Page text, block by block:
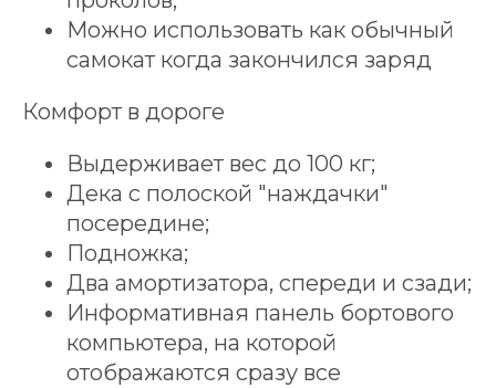
Можно использовать как обычный
самокат когда закончился заряд
Комфорт в дороге
Выдерживает вес до 100 кг;
Дека с полоской "наждачки"
посередине;
Подножка;
Два амортизатора, спереди и сзади;
Информативная панель бортового
компьютера, на которой
отображаются сразу все
ПОДОБРАТЬ ЭЛЕКТРОСАМОКАТ
на сумму250 BYN
КОНКРЕТНО ПОД ВАС
ВСЕГО ЗА 2 МИНУТЫ